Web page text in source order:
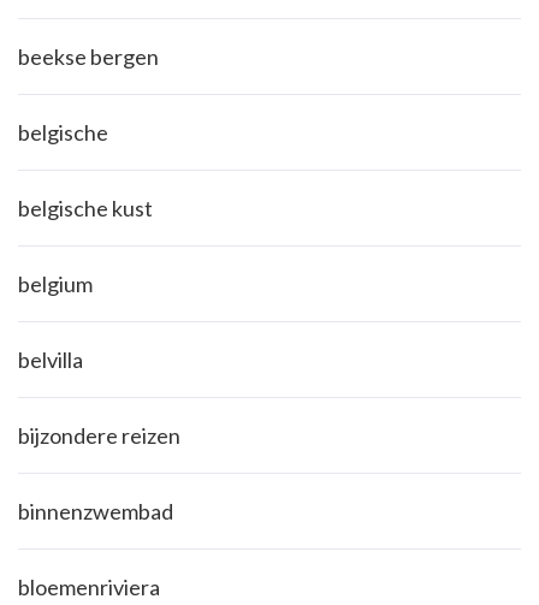
beekse bergen
belgische
belgische kust
belgium
belvilla
bijzondere reizen
binnenzwembad
bloemenriviera